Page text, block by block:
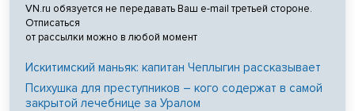
VN.ru обязуется не передавать Ваш e-mail третьей стороне.
Отписаться
от рассылки можно в любой момент
Искитимский маньяк: капитан Чеплыгин рассказывает
Психушка для преступников – кого содержат в самой
закрытой лечебнице за Уралом